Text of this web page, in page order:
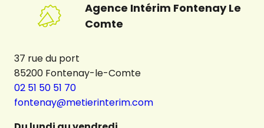
Agence Intérim Fontenay Le
Comte
37 rue du port
85200 Fontenay-le-Comte
02 51 50 51 70
fontenay@metierinterim.com